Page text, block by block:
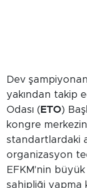
Dev
yakından takip
Odası (ETO)
kongre
standartlardaki
organizasyon
EFKM'nin